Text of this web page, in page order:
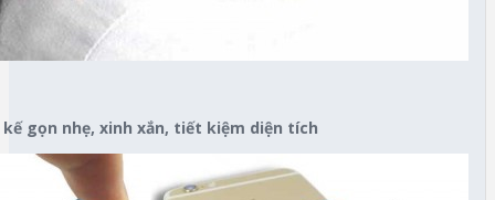
gọn nhẹ, xinh xắn, tiết kiệm diện tích